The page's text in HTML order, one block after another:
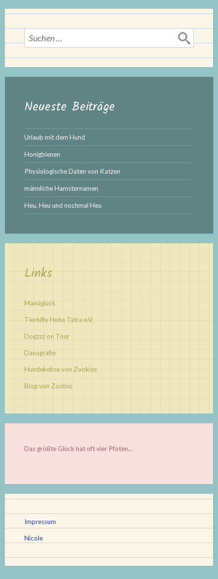
Suchen
nach:
Neueste Beiträge
Urlaub mit dem Hund
Honigbienen
Physiologische Daten von Katzen
männliche Hamsternamen
Heu, Heu und nochmal Heu
Links
Mamiglück
Tierhilfe Hohe Tatra e.V.
Dogzzz on Tour
Danagrafie
Hundekekse von Zookies
Blog von Zoobio
Das größte Glück hat oft vier Pfoten...
Impressum
Nicole